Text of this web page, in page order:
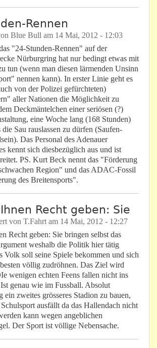
Rennen
Blue Bull am 14 Mai, 2012 - 12:03
"24-Stunden-Rennen" auf der
Nürburgring hat nur bedingt etwas mit
tun (wenn man diesen lärmenden Unsinn
nennen kann). In erster Linie geht es
von der Polizei gefürchteten)
aller Nationen die Möglichkeit zu
Deckmäntelchen einer seriösen (?)
eine Woche lang (168 Stunden)
Sau rauslassen zu dürfen (Saufen-
Das Personal des Adenauer
kennt sich diesbezüglich aus und ist
PS. Kurt Beck nennt das "Förderung
Region" und das ADAC-Fossil
des Breitensports".
Recht geben: Sie
von T.Fahrt am 14 Mai, 2012 - 12:27
Recht geben: Sie bringen selbst das
weshalb die Politik hier tätig
Volk soll seine Spiele bekommen und sich
völlig zudröhnen. Das Ziel wird
wenigen echten Feens fallen nicht ins
genau wie im Fussball. Absolut
ein zweites grösseres Stadion zu bauen,
ausfällt da das Hallendach nicht
kann wegen angeblichen
Der Sport ist völlige Nebensache.